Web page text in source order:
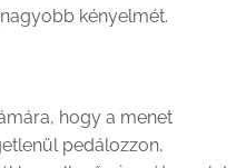
kényelmét.
hogy a menet
pedálozzon,